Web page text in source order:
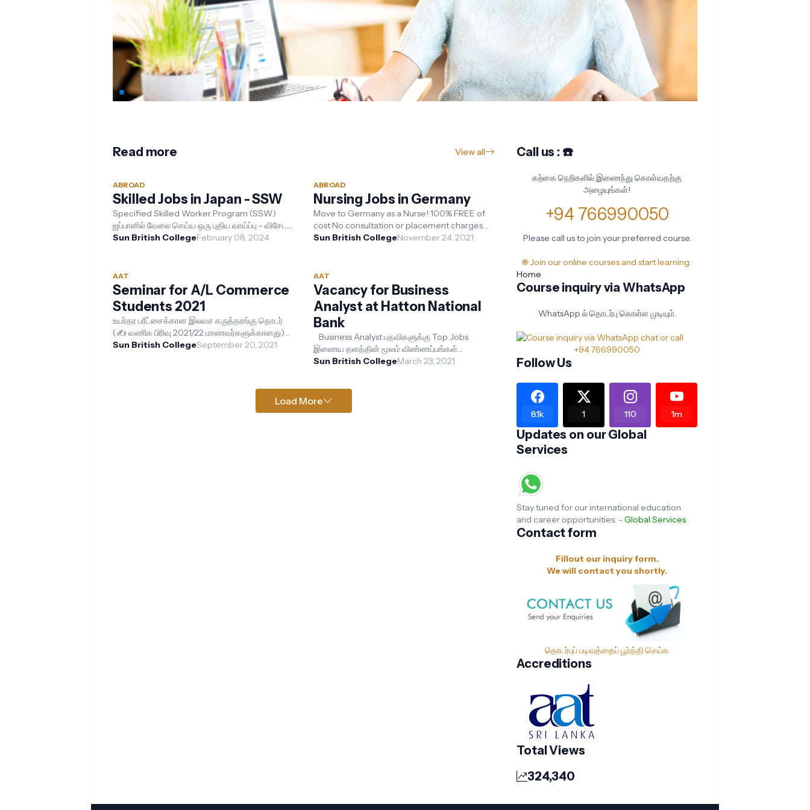
Read more View all
ABROAD
Skilled Jobs in Japan - SSW
Specified Skilled Worker Program (SSW)
ஜப்பானில் வேலை செய்ய ஒரு புதிய வாய்ப்பு - விசேட
திறமையான தொழிலாளர்களுக்கான கட்டிட
Sun British CollegeFebruary 08, 2024
ABROAD
Nursing Jobs in Germany
Move to Germany as a Nurse! 100% FREE of
cost No consultation or placement charges
for our students. Please call us for more in...
Sun British CollegeNovember 24, 2021
AAT
Seminar for A/L Commerce
Students 2021
உயர்தர பரீட்சைக்கான இலவச கருத்தரங்கு தொடர்
(✍ வணிக பிரிவு 2021/22 மாணவர்களுக்கானது)
மேலதிக விபரங்களுக்கு 0766990050 ஐ
Sun British CollegeSeptember 20, 2021
AAT
Vacancy for Business
Analyst at Hatton National
Bank
Business Analyst பதவிகளுக்கு Top Jobs
இணைய தளத்தின் மூலம் விண்ணப்பங்கள்
கோரப்பட்டுள்ளன. சிறந்த கணக்கியல் கற்கை
Sun British CollegeMarch 23, 2021
Load More
Call us : ☎️
கற்கை நெறிகளில் இணைந்து கொள்வதற்கு
அழையுங்கள்!
+94 766990050
Please call us to join your preferred course.
🌐 Join our online courses and start learning.
Home
Course inquiry via WhatsApp
WhatsApp ல் தொடர்பு கொள்ள முடியும்.
+94 766990050
Follow Us
8.1k 1 110 1m
Updates on our Global
Services
Stay tuned for our international education
and career opportunities. - Global Services
Contact form
Fillout our inquiry form.
We will contact you shortly.
தொடர்புப் படிவத்தைப் பூர்த்தி செய்க
Accreditions
Total Views
324,340